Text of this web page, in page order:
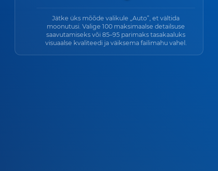
Jätke üks mõõde valikule „Auto”, et vältida
moonutusi. Valige 100 maksimaalse detailsuse
saavutamiseks või 85–95 parimaks tasakaaluks
visuaalse kvaliteedi ja väiksema failimahu vahel.